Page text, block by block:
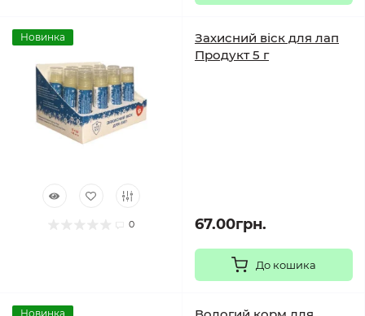
Новинка
0
Захисний віск для лап
Продукт 5 г
67.00грн.
До кошика
Новинка